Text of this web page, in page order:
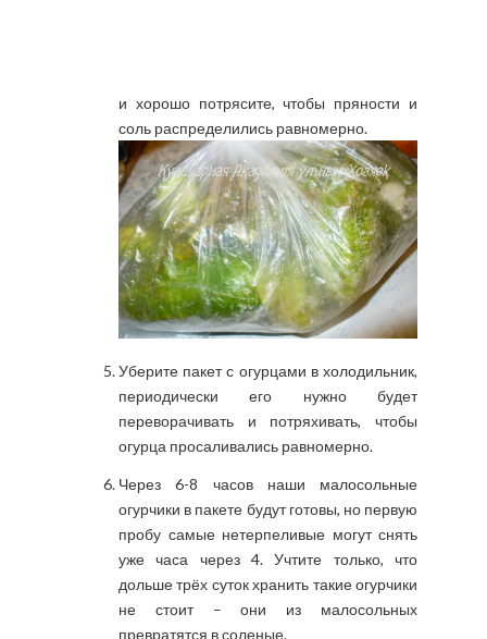
и хорошо потрясите, чтобы пряности и
соль распределились равномерно.
Уберите пакет с огурцами в холодильник,
периодически его нужно будет
переворачивать и потряхивать, чтобы
огурца просаливались равномерно.
Через 6-8 часов наши малосольные
огурчики в пакете будут готовы, но первую
пробу самые нетерпеливые могут снять
уже часа через 4. Учтите только, что
дольше трёх суток хранить такие огурчики
не стоит – они из малосольных
превратятся в соленые.